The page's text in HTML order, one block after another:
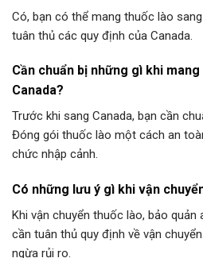
Có, bạn có thể mang thuốc lào
tuân thủ các quy định của Canada.
Cần chuẩn bị những gì khi
Canada?
Trước khi sang Canada, bạn cần
Đóng gói thuốc lào một cách an
chức nhập cảnh.
Có những lưu ý gì khi vận
Khi vận chuyển thuốc lào, bảo quản
cần tuân thủ quy định về vận
ngừa rủi ro.